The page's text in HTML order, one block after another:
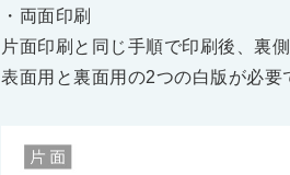
・両面印刷
片面印刷と同じ手順で印刷後、裏
表面用と裏面用の2つの白版が必要